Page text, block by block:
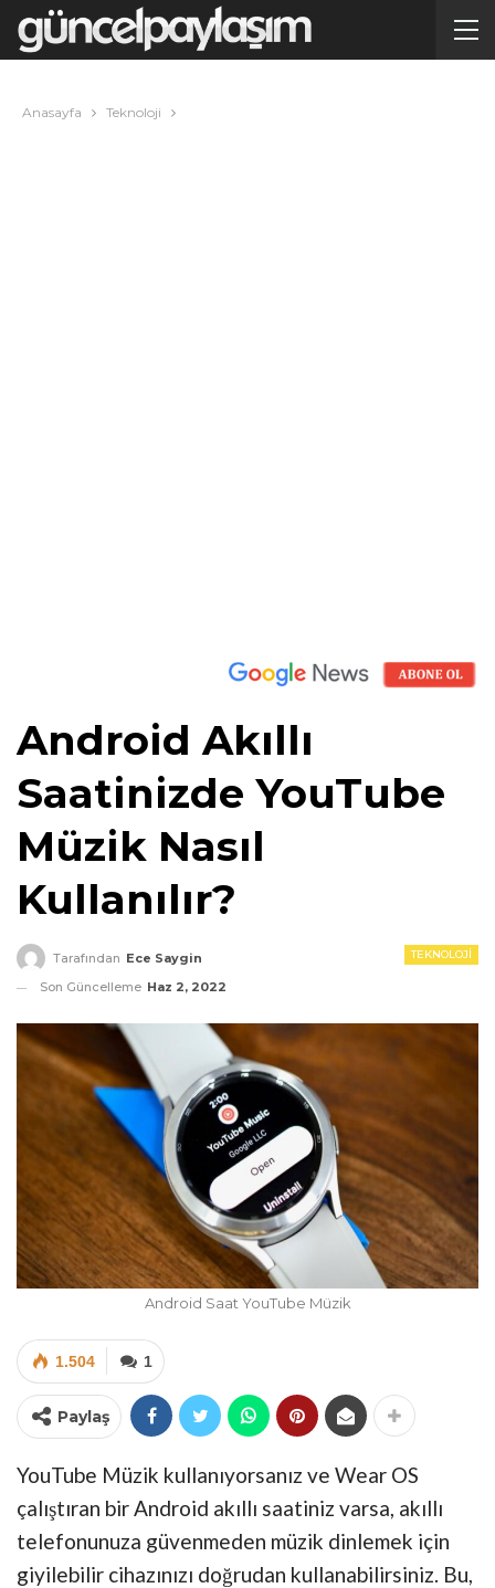
Anasayfa Teknoloji
Android Akıllı
Saatinizde YouTube
Müzik Nasıl
Kullanılır?
TEKNOLOJI
Tarafından Ece Saygin
Son Güncelleme Haz 2, 2022
Android Saat YouTube Müzik
1
1.504
Paylaş
YouTube Müzik kullanıyorsanız ve Wear OS
çalıştıran bir Android akıllı saatiniz varsa, akıllı
telefonunuza güvenmeden müzik dinlemek için
giyilebilir cihazınızı doğrudan kullanabilirsiniz. Bu,